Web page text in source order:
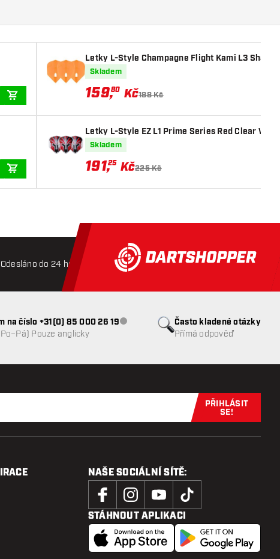
Letky L-Style Champagne Flight Kami L3 Shape
Skladem
159,80 Kč188 Kč
Letky L-Style EZ L1 Prime Series Red Clear
Skladem
191,25 Kč225 Kč
Odesláno do 24 hodin Doprava zdarma od 3000 Kč
Často kladené otázky
Přímá odpověď
na číslo +31(0) 85 000 26 19Zákaznický servis nedostupný
Pouze anglicky
Přihlaste se
PŘIHLÁSIT
SE!
NAŠE SOCIÁLNÍ SÍTĚ:
STÁHNOUT APLIKACI